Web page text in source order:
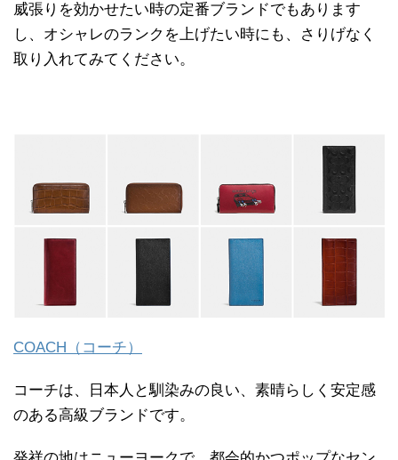
威張りを効かせたい時の定番ブランドでもあります
し、オシャレのランクを上げたい時にも、さりげなく
取り入れてみてください。
COACH（コーチ）
コーチは、日本人と馴染みの良い、素晴らしく安定感
のある高級ブランドです。